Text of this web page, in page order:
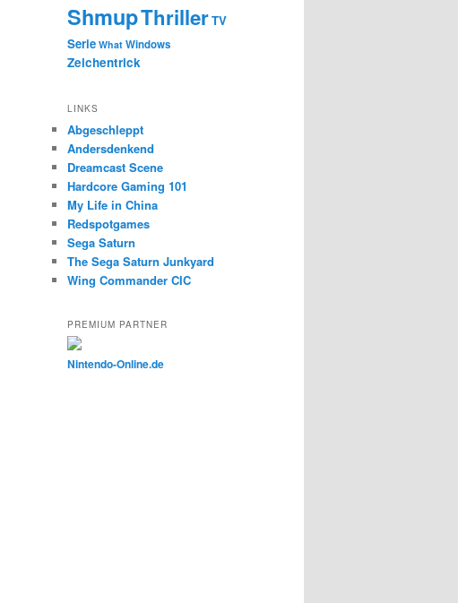
ShmupThrillerTV
Serie What Windows
Zeichentrick
LINKS
Abgeschleppt
Andersdenkend
Dreamcast Scene
Hardcore Gaming 101
My Life in China
Redspotgames
Sega Saturn
The Sega Saturn Junkyard
Wing Commander CIC
PREMIUM PARTNER
Nintendo-Online.de